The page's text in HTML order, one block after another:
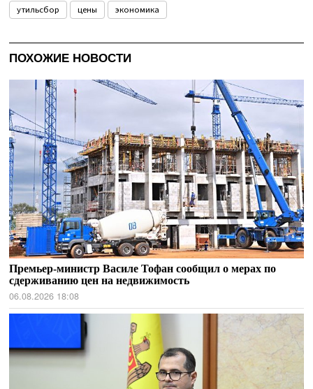
утильсбор
цены экономика
ПОХОЖИЕ НОВОСТИ
Премьер-министр Василе Тофан сообщил о мерах по
сдерживанию цен на недвижимость
06.08.2026 18:08